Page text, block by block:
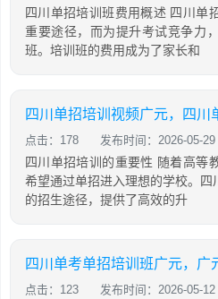
四川单招培训班费用概述 四川单
重要途径，而为提升考试竞争力
班。培训班的费用成为了家长和
四川单招培训视频广元，四川
点击：178 发布时间：2026-05-29
四川单招培训的重要性 随着高等
希望通过单招进入理想的学校。
的招生途径，提供了高效的升
四川单考单招培训班广元，广
点击：123 发布时间：2026-05-12